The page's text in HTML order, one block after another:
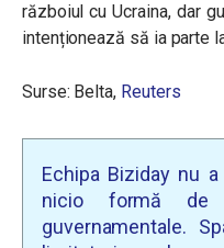
războiul cu Ucraina, dar
intenționează să ia parte
Surse: Belta, Reuters
Echipa Biziday nu
nicio formă de
guvernamentale.